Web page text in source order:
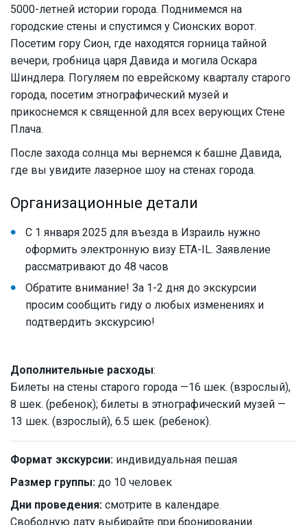
5000-летней истории города. Поднимемся на
городские стены и спустимся у Сионских ворот.
Посетим гору Сион, где находятся горница тайной
вечери, гробница царя Давида и могила Оскара
Шиндлера. Погуляем по еврейскому кварталу старого
города, посетим этнографический музей и
прикоснемся к священной для всех верующих Стене
Плача.
После захода солнца мы вернемся к башне Давида,
где вы увидите лазерное шоу на стенах города.
Организационные детали
С 1 января 2025 для въезда в Израиль нужно
оформить электронную визу ETA-IL. Заявление
рассматривают до 48 часов
Обратите внимание! За 1-2 дня до экскурсии
просим сообщить гиду о любых изменениях и
подтвердить экскурсию!
Дополнительные расходы:
Билеты на стены старого города —16 шек. (взрослый),
8 шек. (ребенок); билеты в этнографический музей —
13 шек. (взрослый), 6.5 шек. (ребенок).
Формат экскурсии: индивидуальная пешая
Размер группы: до 10 человек
Дни проведения: смотрите в календаре.
Свободную дату выбирайте при бронировании.